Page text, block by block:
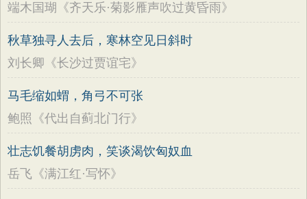
端木国瑚《齐天乐·菊影雁声吹过黄昏雨》
秋草独寻人去后，寒林空见日斜时
刘长卿《长沙过贾谊宅》
马毛缩如蝟，角弓不可张
鲍照《代出自蓟北门行》
壮志饥餐胡虏肉，笑谈渴饮匈奴血
岳飞《满江红·写怀》